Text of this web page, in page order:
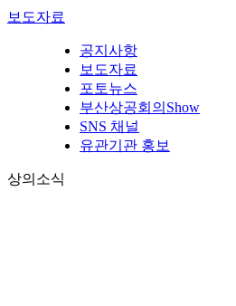
보도자료
공지사항
보도자료
포토뉴스
부산상공회의Show
SNS 채널
유관기관 홍보
상의소식